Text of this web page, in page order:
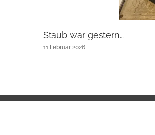
Staub war gestern…
11 Februar 2026